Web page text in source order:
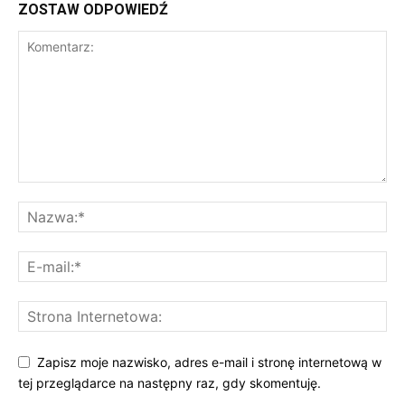
ZOSTAW ODPOWIEDŹ
Zapisz moje nazwisko, adres e-mail i stronę internetową w
tej przeglądarce na następny raz, gdy skomentuję.